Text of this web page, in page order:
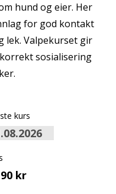
hund og eier. Her
for god kontakt
lek. Valpekurset gir
sosialisering
kurs
kr